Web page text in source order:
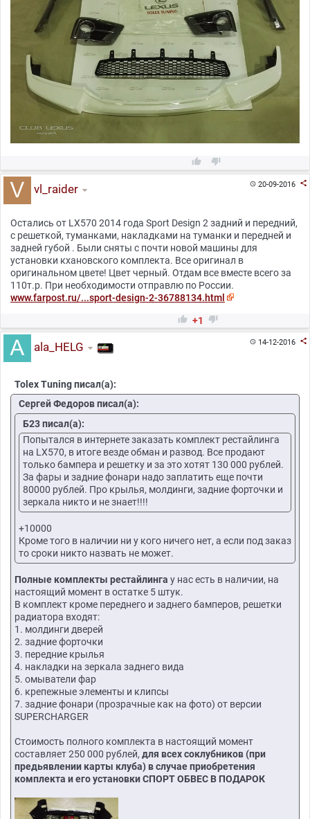
 
20-09-2016 
vl_raider
Остались от LX570 2014 года Sport Design 2 задний и передний,
с решеткой, туманками, накладками на туманки и передней и
задней губой . Были сняты с почти новой машины для
установки кхановского комплекта. Все оригинал в
оригинальном цвете! Цвет черный. Отдам все вместе всего за
110т.р. При необходимости отправлю по России.
www.farpost.ru/...sport-design-2-36788134.html
 +1 
14-12-2016 
ala_HELG
Tolex Tuning писал(а):
Сергей Федоров писал(а):
Б23 писал(а):
Попытался в интернете заказать комплект рестайлинга
на LX570, в итоге везде обман и развод. Все продают
только бампера и решетку и за это хотят 130 000 рублей.
За фары и задние фонари надо заплатить еще почти
80000 рублей. Про крылья, молдинги, задние форточки и
зеркала никто и не знает!!!!
+10000
Кроме того в наличии ни у кого ничего нет, а если под заказ
то сроки никто назвать не может.
Полные комплекты рестайлинга у нас есть в наличии, на
настоящий момент в остатке 5 штук.
В комплект кроме переднего и заднего бамперов, решетки
радиатора входят:
1. молдинги дверей
2. задние форточки
3. передние крылья
4. накладки на зеркала заднего вида
5. омыватели фар
6. крепежные элементы и клипсы
7. задние фонари (прозрачные как на фото) от версии
SUPERCHARGER
Стоимость полного комплекта в настоящий момент
составляет 250 000 рублей, для всех соклубников (при
предьявлении карты клуба) в случае приобретения
комплекта и его установки СПОРТ ОБВЕС В ПОДАРОК